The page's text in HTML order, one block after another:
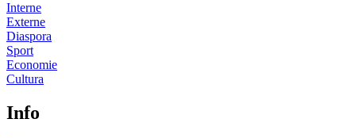
Interne
Externe
Diaspora
Sport
Economie
Cultura
Info